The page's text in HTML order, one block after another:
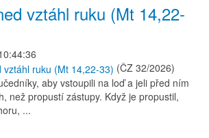
vztáhl ruku (Mt 14,22-
(ČZ 32/2026)
aby vstoupili na loď a jeli před ním
než propustí zástupy. Když je propustil,
...